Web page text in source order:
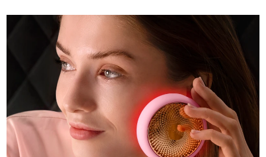
Thaïlande Livraison estimée 8/15/26
Livraison estimée 8/12/26
Émirats arabes unis Livraison estimée
Royaume-Uni Livraison estimée 8/11/26
États-Unis Livraison estimée8/12/26